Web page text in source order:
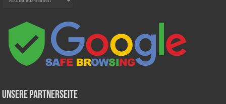
Unsere Partnerseite